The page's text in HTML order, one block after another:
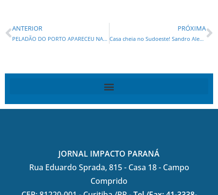
ANTERIOR
PELADÃO DO PORTO APARECEU NA PREFEITURA DE PARANAGUÁ COM INVESTIDORES CHINESES
PRÓXIMA
Casa cheia no Sudoeste! Sandro Alex, Alexandre Curi e Ratinho Junior reúnem apoiadores em Dois Vizinhos
JORNAL IMPACTO PARANÁ
Rua Eduardo Sprada, 815 - Casa 18 - Campo
Comprido